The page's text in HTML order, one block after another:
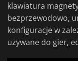
klawiatura
bezprzewodowo,
konfiguracje w
używane do gier,